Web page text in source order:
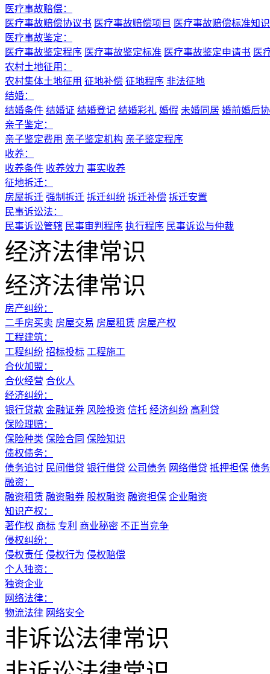
医疗事故赔偿：
医疗事故赔偿协议书 医疗事故赔偿项目 医疗事故赔偿标准知识
医疗事故鉴定：
医疗事故鉴定程序 医疗事故鉴定标准 医疗事故鉴定申请书 医
农村土地征用：
农村集体土地征用 征地补偿 征地程序 非法征地
结婚：
结婚条件 结婚证 结婚登记 结婚彩礼 婚假 未婚同居 婚前婚后
亲子鉴定：
亲子鉴定费用 亲子鉴定机构 亲子鉴定程序
收养：
收养条件 收养效力 事实收养
征地拆迁：
房屋拆迁 强制拆迁 拆迁纠纷 拆迁补偿 拆迁安置
民事诉讼法：
民事诉讼管辖 民事审判程序 执行程序 民事诉讼与仲裁
经济法律常识
经济法律常识
房产纠纷：
二手房买卖 房屋交易 房屋租赁 房屋产权
工程建筑：
工程纠纷 招标投标 工程施工
合伙加盟：
合伙经营 合伙人
经济纠纷：
银行贷款 金融证券 风险投资 信托 经济纠纷 高利贷
保险理赔：
保险种类 保险合同 保险知识
债权债务：
债务追讨 民间借贷 银行借贷 公司债务 网络借贷 抵押担保 债
融资：
融资租赁 融资融券 股权融资 融资担保 企业融资
知识产权：
著作权 商标 专利 商业秘密 不正当竞争
侵权纠纷：
侵权责任 侵权行为 侵权赔偿
个人独资：
独资企业
网络法律：
物流法律 网络安全
非诉讼法律常识